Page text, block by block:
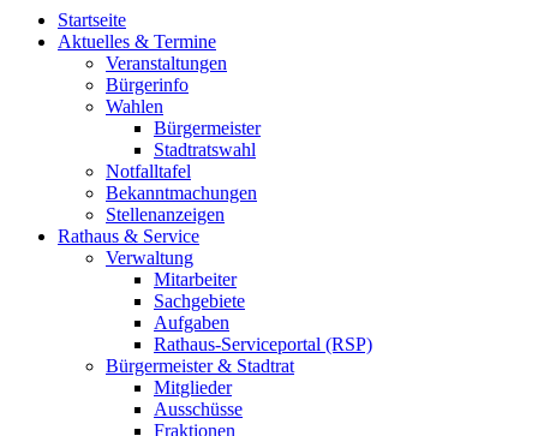
Startseite
Aktuelles & Termine
Veranstaltungen
Bürgerinfo
Wahlen
Bürgermeister
Stadtratswahl
Notfalltafel
Bekanntmachungen
Stellenanzeigen
Rathaus & Service
Verwaltung
Mitarbeiter
Sachgebiete
Aufgaben
Rathaus-Serviceportal (RSP)
Bürgermeister & Stadtrat
Mitglieder
Ausschüsse
Fraktionen